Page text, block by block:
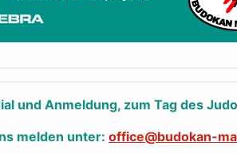
und Anmeldung, zum Tag des
melden unter: office@budokan-